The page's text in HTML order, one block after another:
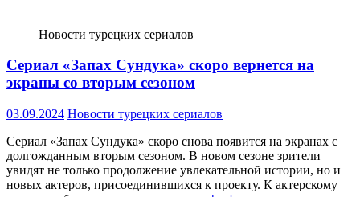
Новости турецких сериалов
Сериал «Запах Сундука» скоро вернется на
экраны со вторым сезоном
03.09.2024 Новости турецких сериалов
Сериал «Запах Сундука» скоро снова появится на экранах с
долгожданным вторым сезоном. В новом сезоне зрители
увидят не только продолжение увлекательной истории, но и
новых актеров, присоединившихся к проекту. К актерскому